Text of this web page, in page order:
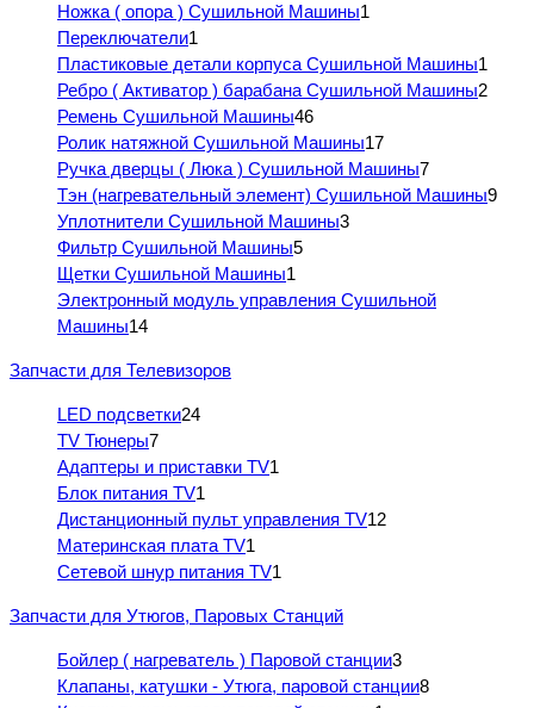
Ножка ( опора ) Сушильной Машины1
Переключатели1
Пластиковые детали корпуса Сушильной Машины1
Ребро ( Активатор ) барабана Сушильной Машины2
Ремень Сушильной Машины46
Ролик натяжной Сушильной Машины17
Ручка дверцы ( Люка ) Сушильной Машины7
Тэн (нагревательный элемент) Сушильной Машины9
Уплотнители Сушильной Машины3
Фильтр Сушильной Машины5
Щетки Сушильной Машины1
Электронный модуль управления Сушильной
Машины14
Запчасти для Телевизоров
LED подсветки24
TV Тюнеры7
Адаптеры и приставки TV1
Блок питания TV1
Дистанционный пульт управления TV12
Материнская плата TV1
Сетевой шнур питания TV1
Запчасти для Утюгов, Паровых Станций
Бойлер ( нагреватель ) Паровой станции3
Клапаны, катушки - Утюга, паровой станции8